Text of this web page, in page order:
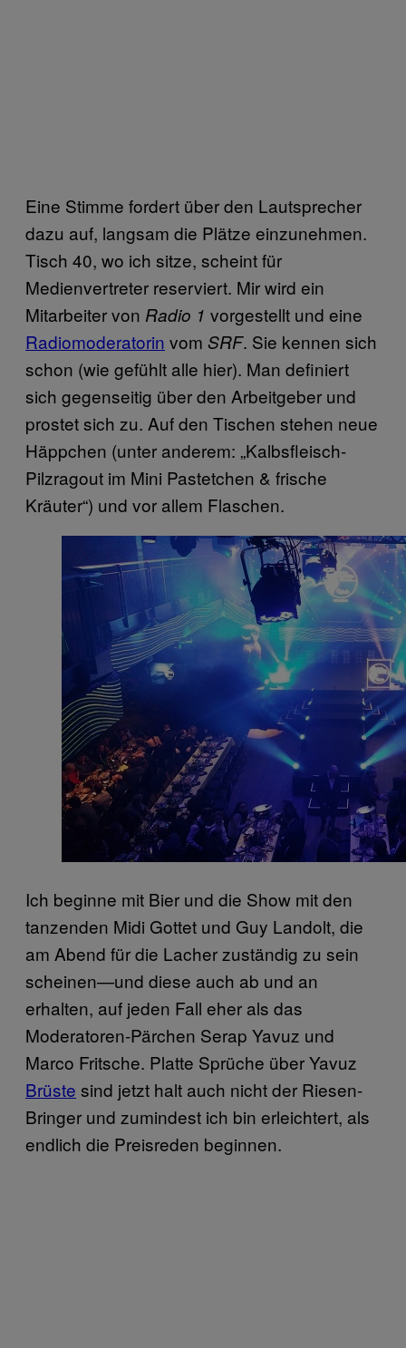
Eine Stimme fordert über den Lautsprecher
dazu auf, langsam die Plätze einzunehmen.
Tisch 40, wo ich sitze, scheint für
Medienvertreter reserviert. Mir wird ein
Mitarbeiter von Radio 1 vorgestellt und eine
Radiomoderatorin vom SRF. Sie kennen sich
schon (wie gefühlt alle hier). Man definiert
sich gegenseitig über den Arbeitgeber und
prostet sich zu. Auf den Tischen stehen neue
Häppchen (unter anderem: „Kalbsfleisch-
Pilzragout im Mini Pastetchen & frische
Kräuter“) und vor allem Flaschen.
Ich beginne mit Bier und die Show mit den
tanzenden Midi Gottet und Guy Landolt, die
am Abend für die Lacher zuständig zu sein
scheinen—und diese auch ab und an
erhalten, auf jeden Fall eher als das
Moderatoren-Pärchen Serap Yavuz und
Marco Fritsche. Platte Sprüche über Yavuz
Brüste sind jetzt halt auch nicht der Riesen-
Bringer und zumindest ich bin erleichtert, als
endlich die Preisreden beginnen.